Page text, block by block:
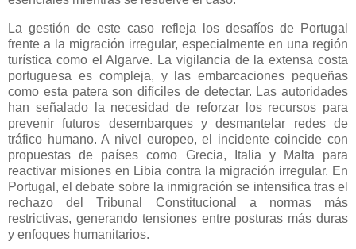
La gestión de este caso refleja los desafíos de Portugal
frente a la migración irregular, especialmente en una región
turística como el Algarve. La vigilancia de la extensa costa
portuguesa es compleja, y las embarcaciones pequeñas
como esta patera son difíciles de detectar. Las autoridades
han señalado la necesidad de reforzar los recursos para
prevenir futuros desembarques y desmantelar redes de
tráfico humano. A nivel europeo, el incidente coincide con
propuestas de países como Grecia, Italia y Malta para
reactivar misiones en Libia contra la migración irregular. En
Portugal, el debate sobre la inmigración se intensifica tras el
rechazo del Tribunal Constitucional a normas más
restrictivas, generando tensiones entre posturas más duras
y enfoques humanitarios.